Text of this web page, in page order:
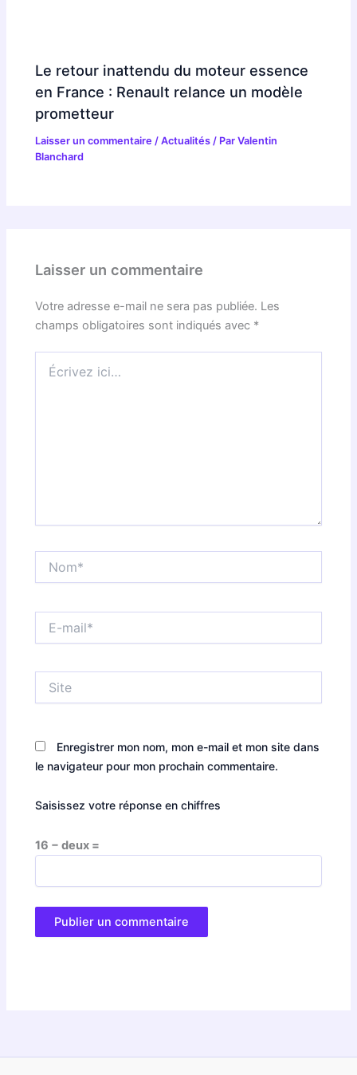
Le retour inattendu du moteur essence
en France : Renault relance un modèle
prometteur
Laisser un commentaire /Actualités / ParValentin
Blanchard
Laisser un commentaire
Votre adresse e-mail ne sera pas publiée. Les
champs obligatoires sont indiqués avec *
ici…
mail*
Enregistrer mon nom, mon e-mail et mon site dans
le navigateur pour mon prochain commentaire.
Saisissez votre réponse en chiffres
16 − deux =